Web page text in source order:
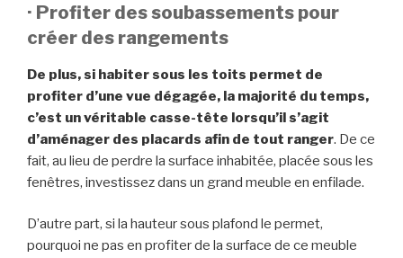
· Profiter des soubassements pour
créer des rangements
De plus, si habiter sous les toits permet de
profiter d’une vue dégagée, la majorité du temps,
c’est un véritable casse-tête lorsqu’il s’agit
d’aménager des placards afin de tout ranger. De ce
fait, au lieu de perdre la surface inhabitée, placée sous les
fenêtres, investissez dans un grand meuble en enfilade.
D’autre part, si la hauteur sous plafond le permet,
pourquoi ne pas en profiter de la surface de ce meuble